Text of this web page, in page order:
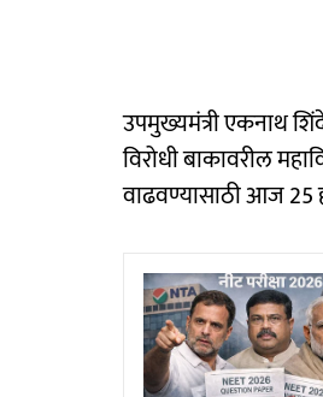
उपमुख्यमंत्री एकनाथ
विरोधी बाकावरील
वाढवण्यासाठी आज 25